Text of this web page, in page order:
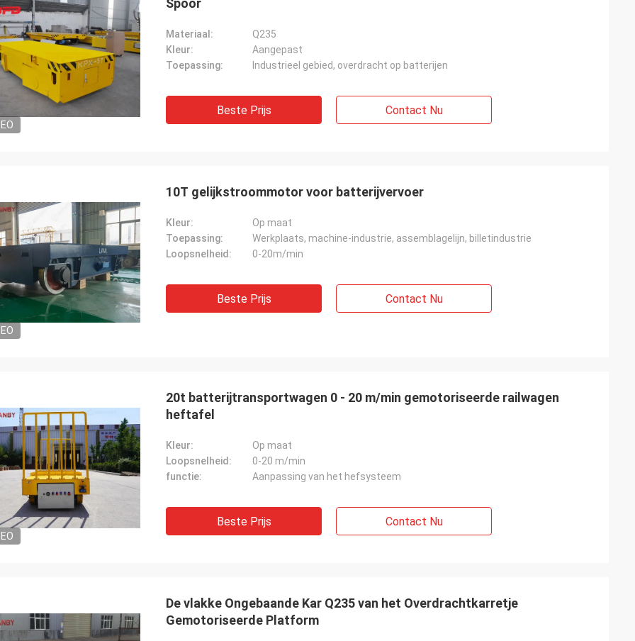
Spoor
Materiaal:
Q235
Kleur:
Aangepast
Toepassing:
Industrieel gebied, overdracht op batterijen
Beste Prijs Contact Nu
10T gelijkstroommotor voor batterijvervoer
Kleur:
Op maat
Toepassing:
Werkplaats, machine-industrie, assemblagelijn, billetindustrie
Loopsnelheid:
0-20m/min
Beste Prijs Contact Nu
20t batterijtransportwagen 0 - 20 m/min gemotoriseerde railwagen
heftafel
Kleur:
Op maat
Loopsnelheid:
0-20 m/min
functie:
Aanpassing van het hefsysteem
Beste Prijs Contact Nu
De vlakke Ongebaande Kar Q235 van het Overdrachtkarretje
Gemotoriseerde Platform